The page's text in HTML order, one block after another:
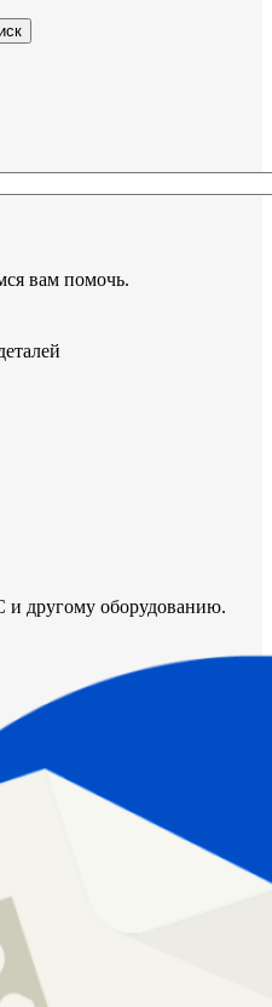
вам помочь.
и другому оборудованию.